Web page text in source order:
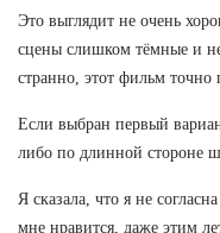
Это выглядит не очень
сцены слишком тёмные и
странно, этот фильм точно
Если выбран первый
либо по длинной стороне
Я сказала, что я не
мне нравится, даже этим